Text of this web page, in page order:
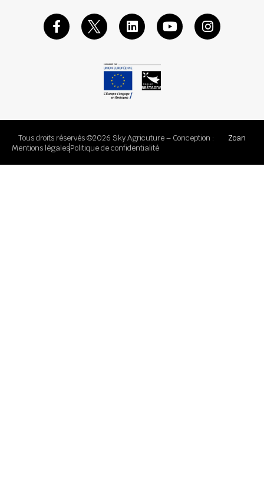
Tous droits réservés ©2026 Sky Agricuture – Conception :
Zoan
Mentions légalesPolitique de confidentialité